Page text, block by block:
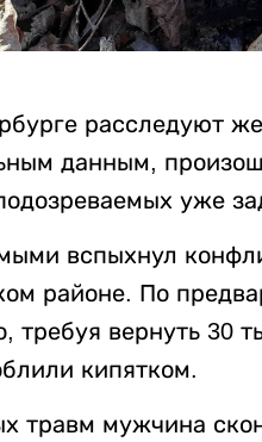
расследуют
данным,
уже
вспыхнул
районе. По
требуя вернуть 30
кипятком.
травм мужчина